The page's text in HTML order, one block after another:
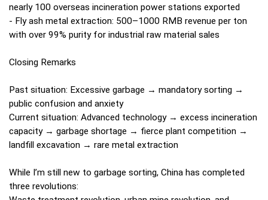
nearly 100 overseas incineration power stations exported
- Fly ash metal extraction: 500–1000 RMB revenue per ton
with over 99% purity for industrial raw material sales
Closing Remarks
Past situation: Excessive garbage → mandatory sorting →
public confusion and anxiety
Current situation: Advanced technology → excess incineration
capacity → garbage shortage → fierce plant competition →
landfill excavation → rare metal extraction
While I’m still new to garbage sorting, China has completed
three revolutions: